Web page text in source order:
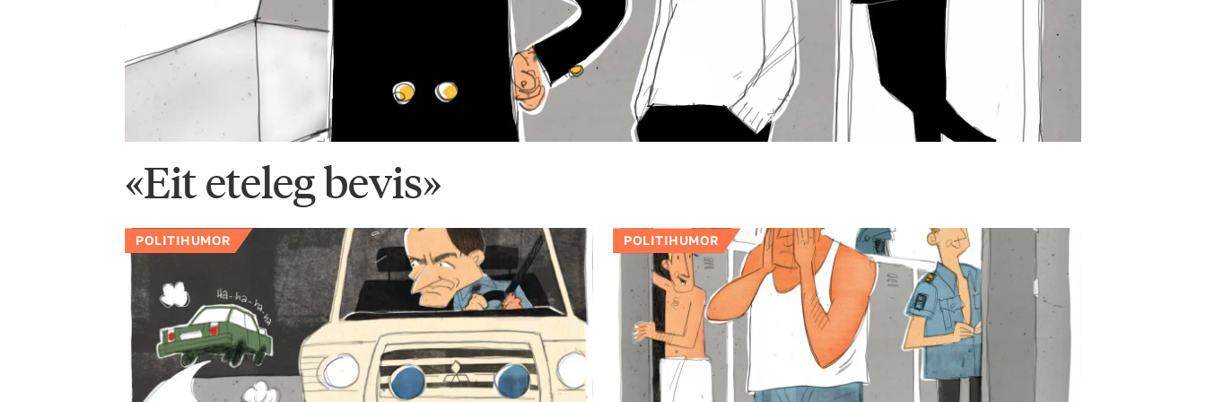
«Eit eteleg bevis»
POLITIHUMOR POLITIHUMOR